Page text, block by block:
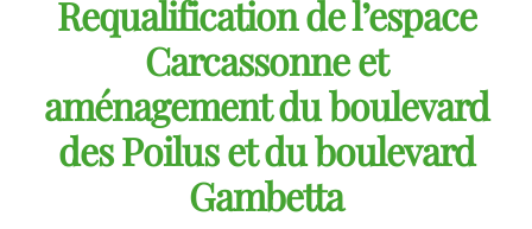
Requalification de l’espace
Carcassonne et
aménagement du boulevard
des Poilus et du boulevard
Gambetta